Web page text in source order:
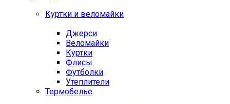
Куртки и веломайки
Джерси
Веломайки
Куртки
Флисы
Футболки
Утеплители
Термобелье